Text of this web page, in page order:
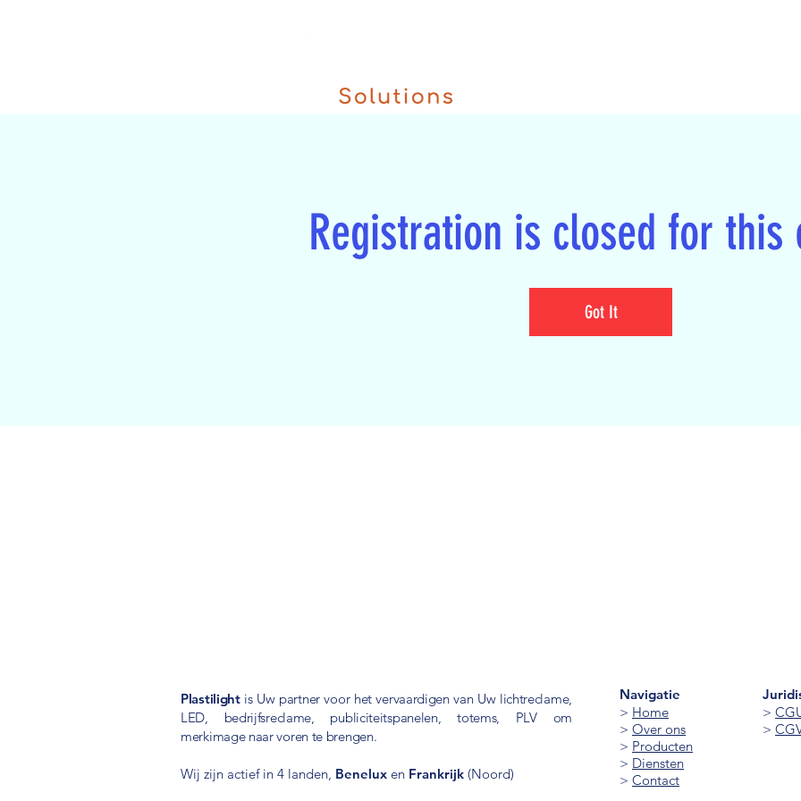
Registration is closed for this
Got It
Plastilightis Uw partner voor het vervaardigen van Uw lichtreclame,
LED, bedrijfsreclame, publiciteitspanelen, totems, PLV om
merkimage naar voren te brengen.
Wij zijn actief in 4 landen, Benelux en Frankrijk (Noord)
Navigatie
> Home
> Over ons
> Producten
> Diensten
> Contact
>
>